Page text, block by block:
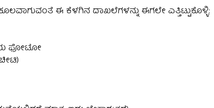
ಈ ಕೆಳಗಿನ ದಾಖಲೆಗಳನ್ನು ಈಗಲೇ ಎತ್ತಿಟ್ಟುಕೊಳ್ಳಿ:
ಫೋಟೋ